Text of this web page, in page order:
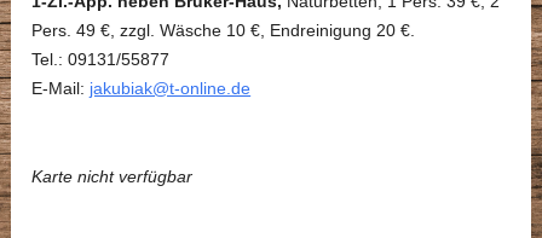
Pers. 49 €, zzgl. Wäsche 10 €, Endreinigung 20 €.
Tel.: 09131/55877
E-Mail: jakubiak@t-online.de
Karte nicht verfügbar